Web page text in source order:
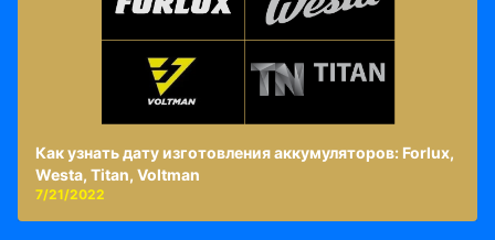
Как узнать дату изготовления аккумуляторов: Forlux,
Westa, Titan, Voltman
7/21/2022